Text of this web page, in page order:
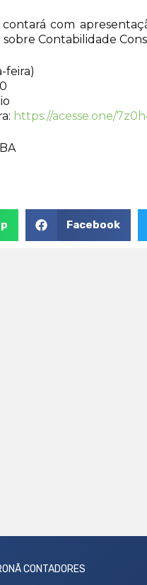
com
sobre Contabilidade
feira)
https://acesse.one/
Facebook
CONTADORES